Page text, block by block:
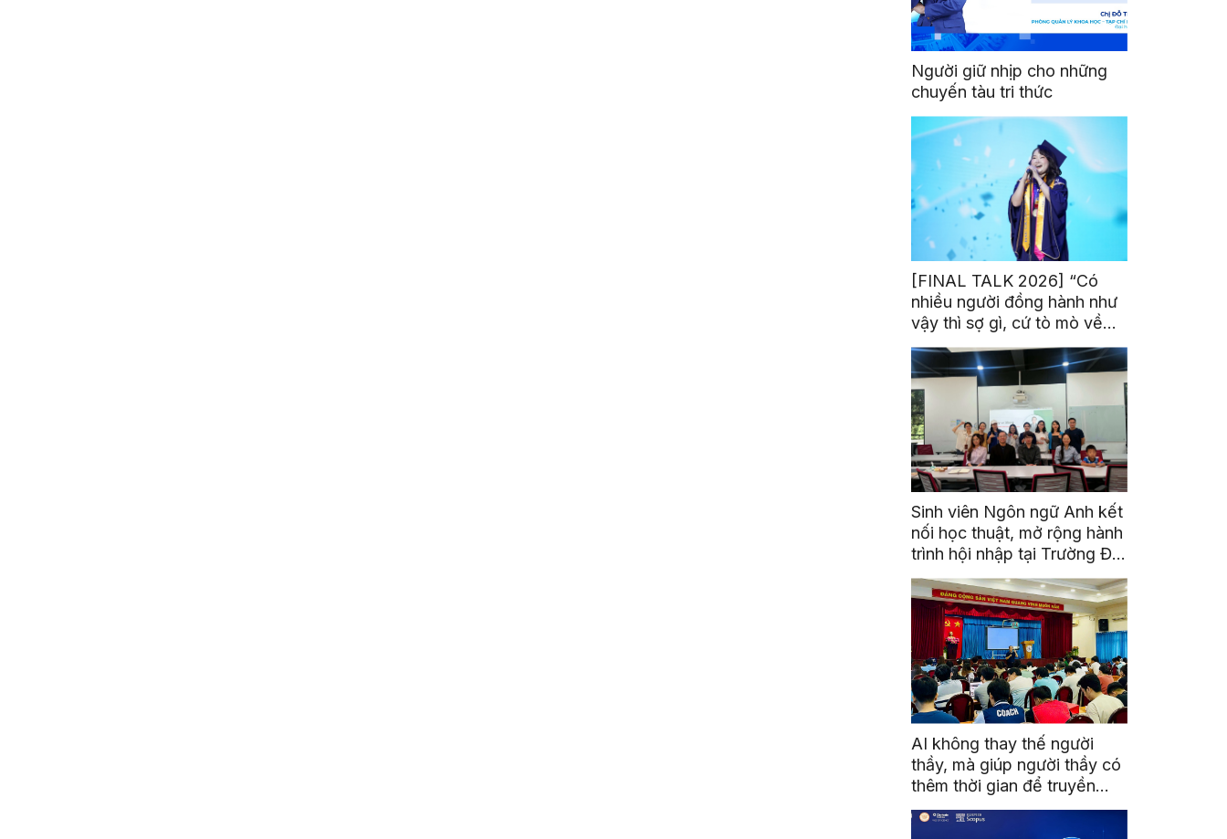
Người giữ nhịp cho những
chuyến tàu tri thức
[FINAL TALK 2026] “Có
nhiều người đồng hành như
vậy thì sợ gì, cứ tò mò về
thế giới thôi”
Sinh viên Ngôn ngữ Anh kết
nối học thuật, mở rộng hành
trình hội nhập tại Trường Đại
học Quốc gia Malaysia
AI không thay thế người
thầy, mà giúp người thầy có
thêm thời gian để truyền
cảm hứng